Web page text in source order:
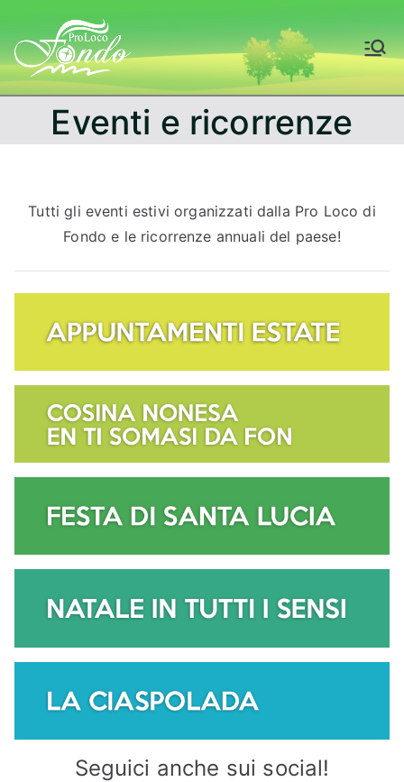
contenuto
Fondo – Val di
Non
Eventi e ricorrenze
Tutti gli eventi estivi organizzati dalla Pro Loco di
Fondo e le ricorrenze annuali del paese!
Seguici anche sui social!